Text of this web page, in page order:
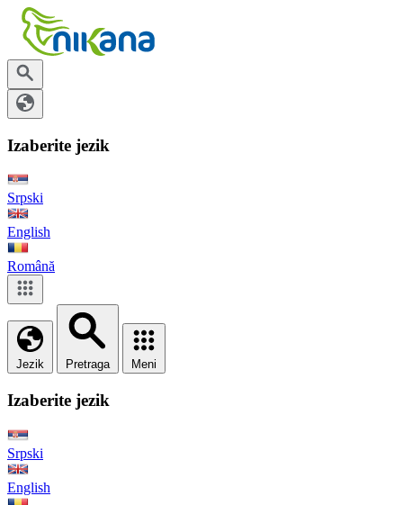
Izaberite jezik
Srpski
English
Română
Jezik Pretraga Meni
Izaberite jezik
Srpski
English